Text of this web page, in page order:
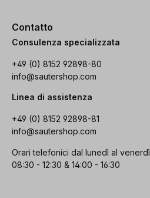
Contatto
Consulenza specializzata
+49 (0) 8152 92898-80
info@sautershop.com
Linea di assistenza
+49 (0) 8152 92898-81
info@sautershop.com
Orari telefonici dal lunedì al venerdì
08:30 - 12:30 & 14:00 - 16:30